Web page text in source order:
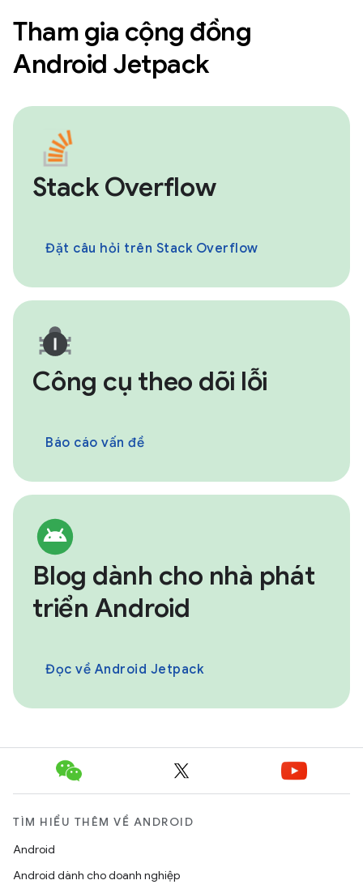
Tham gia cộng đồng
Android Jetpack
Stack Overflow
Đặt câu hỏi trên Stack Overflow
Công cụ theo dõi lỗi
Báo cáo vấn đề
Blog dành cho nhà phát
triển Android
Đọc về Android Jetpack
TÌM HIỂU THÊM VỀ ANDROID
Android
Android dành cho doanh nghiệp